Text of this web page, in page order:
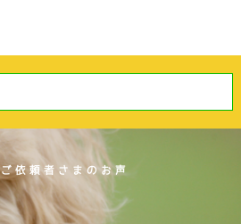
ご依頼者さまのお声